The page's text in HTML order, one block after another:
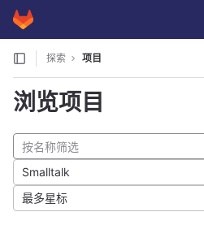
Skip to content
GitLab
探索 项目
浏览项目
Smalltalk
最多星标